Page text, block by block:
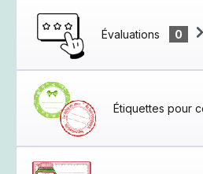
Évaluations 0
Étiquettes pour